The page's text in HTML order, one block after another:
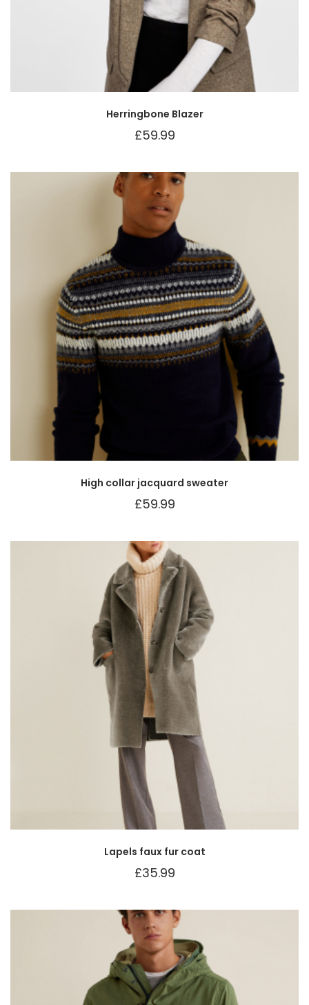
Herringbone Blazer
£59.99
High collar jacquard sweater
£59.99
Lapels faux fur coat
£35.99